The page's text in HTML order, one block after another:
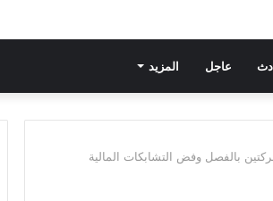
عاجل المزيد
بالفصل وفض التشابكات المالية